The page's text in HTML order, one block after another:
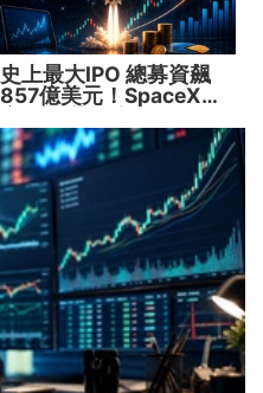
史上最大IPO 總募資飆
857億美元！SpaceX升